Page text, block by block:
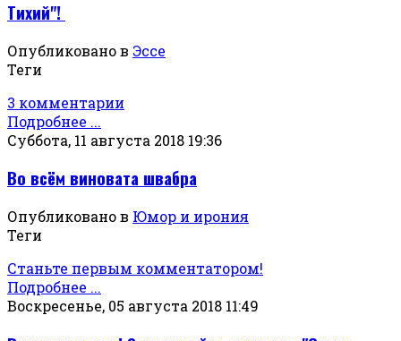
Тихий"!
Опубликовано в Эссе
Теги
3 комментарии
Подробнее ...
Суббота, 11 августа 2018 19:36
Во всём виновата швабра
Опубликовано в Юмор и ирония
Теги
Станьте первым комментатором!
Подробнее ...
Воскресенье, 05 августа 2018 11:49